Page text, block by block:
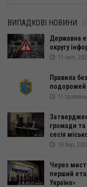
ВИПАДКОВІ НОВИНИ
Державна
округу
11 лип,
Правила
подорожей
11
громади та
сесія
18 бер,
Через
перший
Україна»